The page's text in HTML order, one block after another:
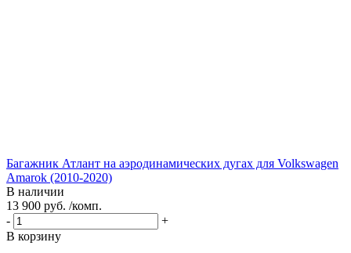
Багажник Атлант на аэродинамических дугах для Volkswagen
Amarok (2010-2020)
В наличии
13 900 руб. /комп.
-
+
В корзину